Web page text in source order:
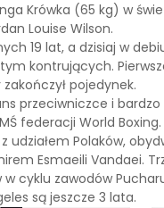
Krówka (65 kg) w
Louise Wilson.
19 lat, a dzisiaj w
kontrujących.
pojedynek.
przeciwniczce i
federacji World Boxing.
udziałem Polaków,
Esmaeili
cyklu zawodów
są jeszcze 3 lata.